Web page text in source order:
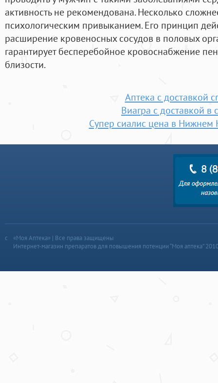
активность не рекомендована. Несколько
психологическим привыканием. Его принцип
расширение кровеносных сосудов в половых
гарантирует бесперебойное кровоснабжение
близости.
Аптека с доставкой
Виагра с доставкой в
Супер сиалис цена в Нижнем
«Моя Аптека» | Все права защищены
Интернет-магазин препаратов для повышения потенции “Моя аптека”